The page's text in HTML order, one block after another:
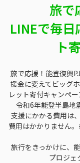
旅で
LINEで毎日
ト
旅で応援！能登復興
援金に変えてビッグ
レット寄付キャンペ
令和6年能登半島地
支援にかかる費用は
費用はかかりません。
旅行をきっかけに、
プロジェ